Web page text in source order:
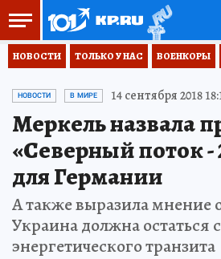
НОВОСТИ ТОЛЬКО У НАС ВОЕНКОРЫ
НОВОСТИ В МИРЕ 14 сентября 2018
Меркель назвала
«Северный поток
для Германии
А также выразила мнение
Украина должна остаться
энергетического транзита